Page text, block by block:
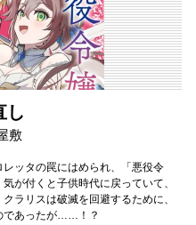
し
敷
ッタの罠にはめられ、「悪役令
が付くと子供時代に戻っていて、
ラリスは破滅を回避するために、
であったが……！？